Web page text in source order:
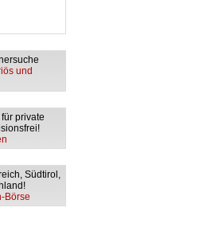
und
private
Südtirol,
Börse